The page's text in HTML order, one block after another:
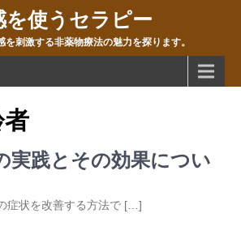
を使うセラピー
を刺激する非薬物療法の魅力を探ります。
実践とその効果につい
症状を改善する方法で […]